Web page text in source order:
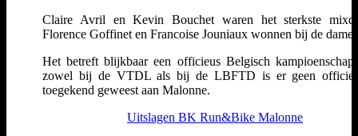
Claire Avril en Kevin Bouchet waren het sterkste
Florence Goffinet en Francoise Jouniaux wonnen bij de
Het betreft blijkbaar een officieus Belgisch
zowel bij de VTDL als bij de LBFTD is er geen
toegekend geweest aan Malonne.
Uitslagen BK Run&Bike Malonne